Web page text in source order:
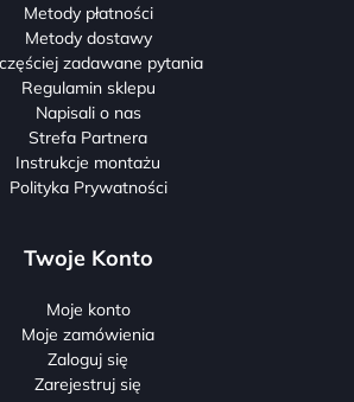
Metody płatności
Metody dostawy
zadawane pytania
Regulamin sklepu
Napisali o nas
Strefa Partnera
Instrukcje montażu
Polityka Prywatności
Twoje Konto
Moje konto
Moje zamówienia
Zaloguj się
Zarejestruj się